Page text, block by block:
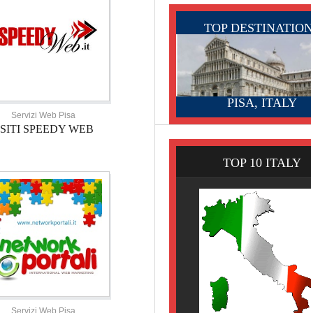
Servizi Web Pisa
SITI SPEEDY WEB
Servizi Web Pisa
TOP
PISA, ITALY
TOP 10 ITALY